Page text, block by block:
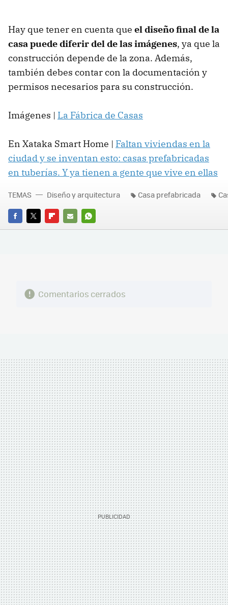
Hay que tener en cuenta que el diseño final de la
casa puede diferir del de las imágenes, ya que la
construcción depende de la zona. Además,
también debes contar con la documentación y
permisos necesarios para su construcción.
Imágenes | La Fábrica de Casas
En Xataka Smart Home | Faltan viviendas en la
ciudad y se inventan esto: casas prefabricadas
en tuberías. Y ya tienen a gente que vive en ellas
FACEBOOK
TWITTERFLIPBOARD
E-
WHATSAPP
TEMAS Diseño y arquitectura Casa prefabricada
Comentarios cerrados